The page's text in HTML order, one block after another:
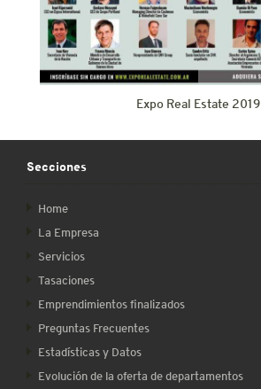
Expo Real Estate 2019
Secciones
Home
La Empresa
Servicios
Tasaciones
Emprendimientos finalizados
Preguntas Frecuentes
Estadísticas y Datos
Evolución de la oferta de departamentos